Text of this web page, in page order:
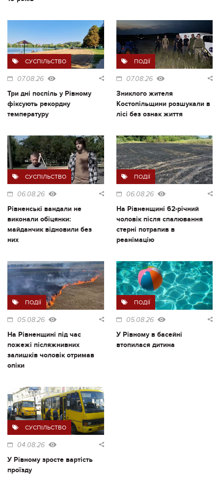
СУСПІЛЬСТВО
07.08.26
Три дні поспіль у Рівному
фіксують рекордну
температуру
ПОДІЇ
07.08.26
Зниклого жителя
Костопільщини розшукали в
лісі без ознак життя
СУСПІЛЬСТВО
06.08.26
Рівненські вандали не
виконали обіцянки:
майданчик відновили без
них
ПОДІЇ
06.08.26
На Рівненщині 62-річний
чоловік після спалювання
стерні потрапив в
реанімацію
ПОДІЇ
05.08.26
На Рівненщині під час
пожежі післяжнивних
залишків чоловік отримав
опіки
ПОДІЇ
05.08.26
У Рівному в басейні
втопилася дитина
СУСПІЛЬСТВО
04.08.26
У Рівному зросте вартість
проїзду